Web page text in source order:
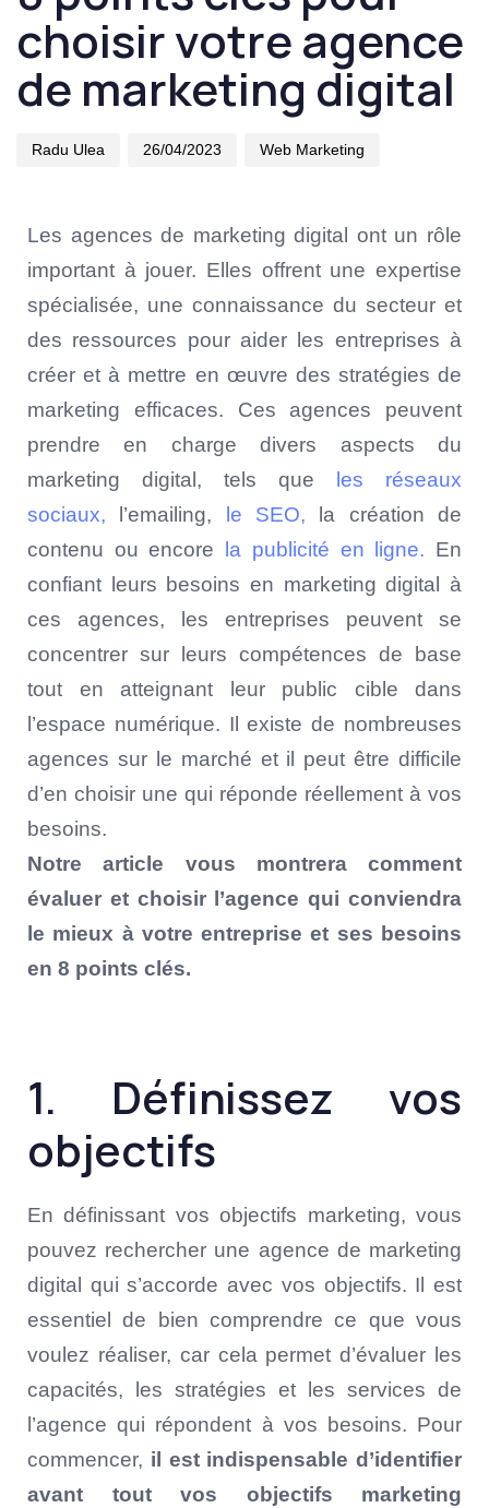
choisir votre agence
de marketing digital
Radu Ulea 26/04/2023 Web Marketing
Les agences de marketing digital ont un rôle
important à jouer. Elles offrent une expertise
spécialisée, une connaissance du secteur et
des ressources pour aider les entreprises à
créer et à mettre en œuvre des stratégies de
marketing efficaces. Ces agences peuvent
prendre en charge divers aspects du
marketing digital, tels que
les réseaux
sociaux, l’emailing, le SEO, la création de
contenu ou encore
la publicité en ligne. En
confiant leurs besoins en marketing digital à
ces agences, les entreprises peuvent se
concentrer sur leurs compétences de base
tout en atteignant leur public cible dans
l’espace numérique. Il existe de nombreuses
agences sur le marché et il peut être difficile
d’en choisir une qui réponde réellement à vos
besoins.
Notre article vous montrera comment
évaluer et choisir l’agence qui conviendra
le mieux à votre entreprise et ses besoins
en 8 points clés.
1. Définissez vos
objectifs
En définissant vos objectifs marketing, vous
pouvez rechercher une agence de marketing
digital qui s’accorde avec vos objectifs. Il est
essentiel de bien comprendre ce que vous
voulez réaliser, car cela permet d’évaluer les
capacités, les stratégies et les services de
l’agence qui répondent à vos besoins. Pour
commencer, il est indispensable d’identifier
avant tout vos objectifs marketing